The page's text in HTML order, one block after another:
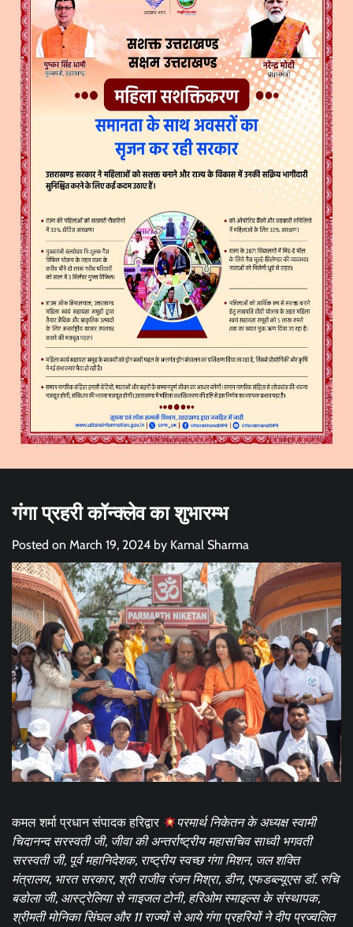
गंगा प्रहरी कॉन्क्लेव का शुभारम्भ
Posted on March 19, 2024 by Kamal Sharma
कमल शर्मा प्रधान संपादक हरिद्वार
परमार्थ निकेतन के अध्यक्ष स्वामी
चिदानन्द सरस्वती जी, जीवा की अन्तर्राष्ट्रीय महासचिव साध्वी भगवती
सरस्वती जी, पूर्व महानिदेशक, राष्ट्रीय स्वच्छ गंगा मिशन, जल शक्ति
मंत्रालय, भारत सरकार, श्री राजीव रंजन मिश्रा, डीन, एफडब्ल्यूएस डॉ. रुचि
बडोला जी, आस्ट्रेलिया से नाइजल टोनी, हरिओम स्माइल्स के संस्थापक,
श्रीमती मोनिका सिंघल और 11 राज्यों से आये गंगा प्रहरियों ने दीप प्रज्वलित